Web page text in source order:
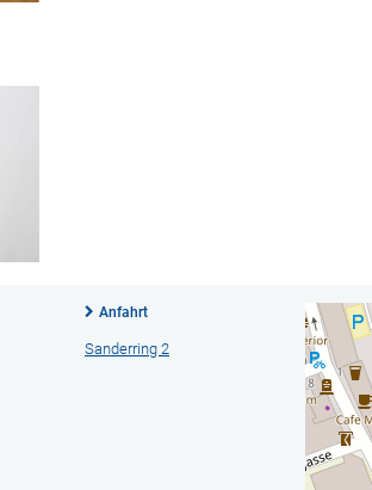
Anfahrt
Sanderring 2